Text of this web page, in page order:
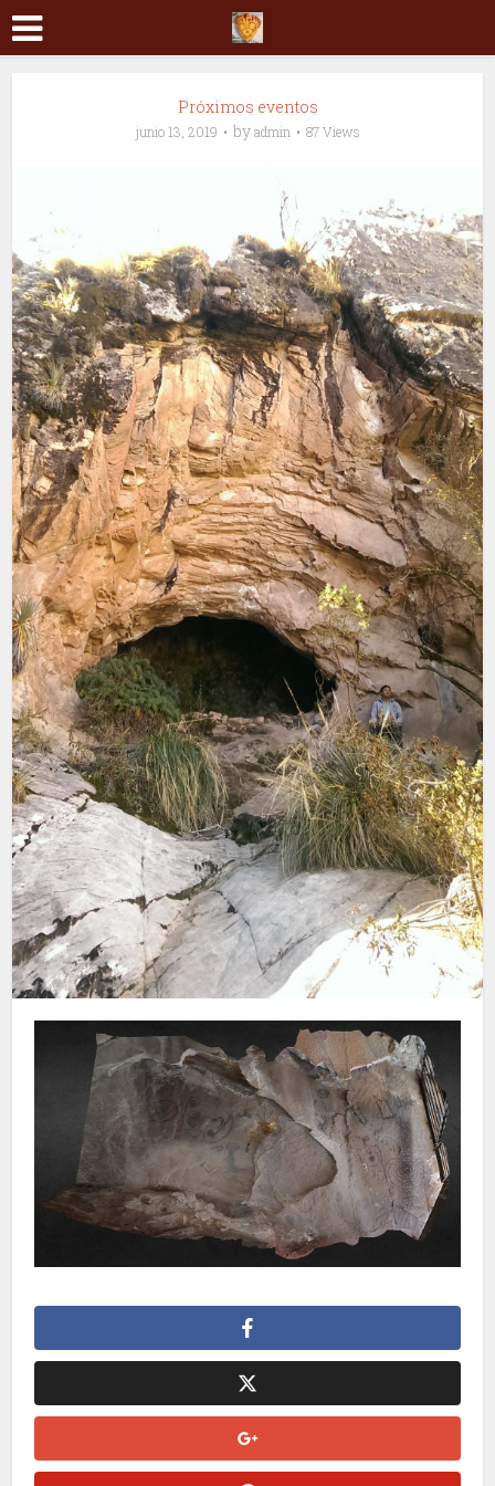
Próximos eventos
junio 13, 2019 byadmin 87 Views